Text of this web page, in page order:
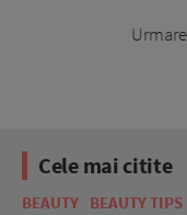
Cele mai citite
BEAUTY BEAUTY TIPS